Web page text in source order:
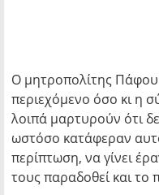
Ο μητροπολίτης
περιεχόμενο όσο κι η
λοιπά μαρτυρούν ότι
ωστόσο κατάφεραν
περίπτωση, να γίνει
τους παραδοθεί και το